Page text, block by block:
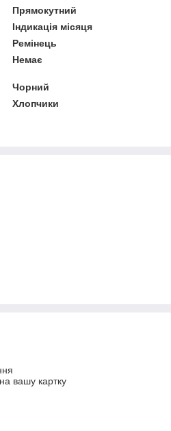
Прямокутний
Індикація місяця
Ремінець
Немає
Чорний
Хлопчики
вашу картку